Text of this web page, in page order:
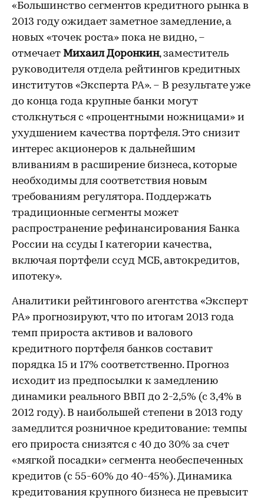
«Большинство сегментов кредитного рынка в
2013 году ожидает заметное замедление, а
новых «точек роста» пока не видно, –
отмечает Михаил Доронкин, заместитель
руководителя отдела рейтингов кредитных
институтов «Эксперта РА». – В результате уже
до конца года крупные банки могут
столкнуться с «процентными ножницами» и
ухудшением качества портфеля. Это снизит
интерес акционеров к дальнейшим
вливаниям в расширение бизнеса, которые
необходимы для соответствия новым
требованиям регулятора. Поддержать
традиционные сегменты может
распространение рефинансирования Банка
России на ссуды I категории качества,
включая портфели ссуд МСБ, автокредитов,
ипотеку».
Аналитики рейтингового агентства «Эксперт
РА» прогнозируют, что по итогам 2013 года
темп прироста активов и валового
кредитного портфеля банков составит
порядка 15 и 17% соответственно. Прогноз
исходит из предпосылки к замедлению
динамики реального ВВП до 2-2,5% (с 3,4% в
2012 году). В наибольшей степени в 2013 году
замедлится розничное кредитование: темпы
его прироста снизятся с 40 до 30% за счет
«мягкой посадки» сегмента необеспеченных
кредитов (с 55-60% до 40-45%). Динамика
кредитования крупного бизнеса не превысит